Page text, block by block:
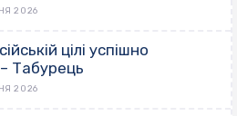
2026
цілі успішно
Табурець
2026